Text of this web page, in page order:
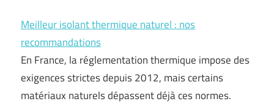
Meilleur isolant thermique naturel : nos
recommandations
En France, la réglementation thermique impose des
exigences strictes depuis 2012, mais certains
matériaux naturels dépassent déjà ces normes.